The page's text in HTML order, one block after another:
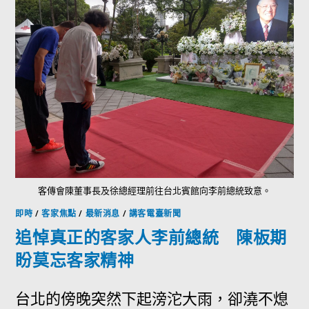
客傳會陳董事長及徐總經理前往台北賓館向李前總統致意。
即時 /客家焦點 / 最新消息 / 講客電臺新聞
追悼真正的客家人李前總統 陳板期
盼莫忘客家精神
台北的傍晚突然下起滂沱大雨，卻澆不熄